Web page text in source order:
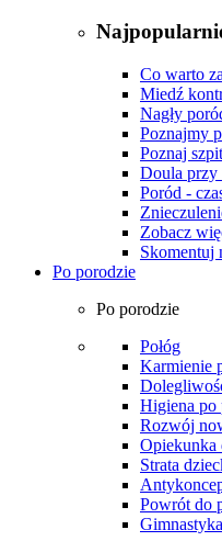
Co warto
Miedź
Nagły
Poznajmy
Poznaj
Doula przy
Poród -
Zobacz
Skomentuj
Po porodzie
Po porodzie
Połóg
Karmienie
Higiena po
Rozwój
Opiekunka
Strata
Powrót do
Gimnastyka